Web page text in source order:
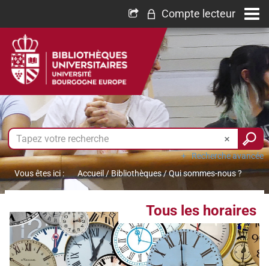
Compte lecteur
Recherche avancée
Vous êtes ici :
Accueil /Bibliothèques/Qui sommes-nous ?
Tous les horaires